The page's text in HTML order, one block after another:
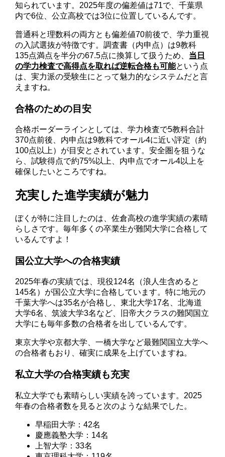
知られています。2025年度の偏差値は71で、千葉県
内で6位、公立高校では3位に位置しているんです。
普通科と理数科の両方とも偏差値70前後で、学力重視
の入試選抜が特徴です。調査書（内申点）は9教科
135点満点を半分の67.5点に換算して扱うため、 当日
の学力検査で高得点を取れば逆転合格も可能という点
は、実力派の受験生にとって魅力的なシステムだと言
えますね。
合格のための目安
合格ボーダーラインとしては、学力検査で5教科合計
370点前後、内申点は9教科でオール4に近い評定（約
100点以上）が目安とされています。安全圏を狙うな
ら、試験得点で約75%以上、内申点でオール4以上を
確保したいところですね。
充実した進学実績が魅力
ぼくが特に注目したのは、佐倉高校の進学実績の素晴
らしさです。毎年多くの卒業生が難関大学に合格して
いるんですよ！
国公立大学への合格実績
2025年春の実績では、現役124名（浪人生含めると
145名）が国公立大学に合格しています。特に地元の
千葉大学へは35名が合格し、東北大学17名、北海道
大学6名、筑波大学3名など、旧帝大クラスの難関国立
大学にも毎年多数の合格者を出しているんです。
東京大学や京都大学、一橋大学など最難関国立大学へ
の合格者もおり、確実に成果を上げていますね。
私立大学の合格実績も充実
私立大学でも素晴らしい実績を誇っています。2025
年春の合格者数を見ると次のような結果でした。
早稲田大学：42名
慶應義塾大学：14名
上智大学：33名